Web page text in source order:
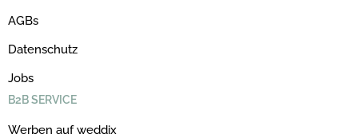
AGBs
Datenschutz
Jobs
B2B SERVICE
Werben auf weddix